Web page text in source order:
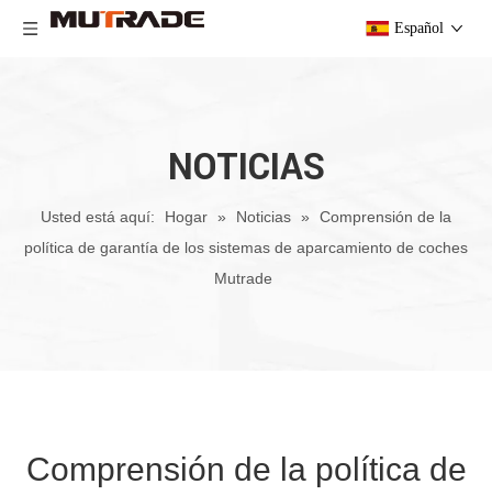
Español
NOTICIAS
Usted está aquí: Hogar » Noticias » Comprensión de la
política de garantía de los sistemas de aparcamiento de coches
Mutrade
Comprensión de la política de